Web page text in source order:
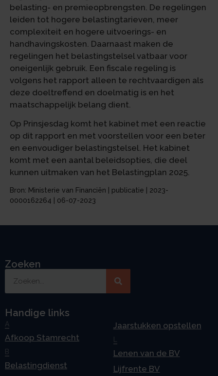
belasting- en premieopbrengsten. De regelingen
leiden tot hogere belastingtarieven, meer
complexiteit en hogere uitvoerings- en
handhavingskosten. Daarnaast maken de
regelingen het belastingstelsel vatbaar voor
oneigenlijk gebruik. Een fiscale regeling is
volgens het rapport alleen te rechtvaardigen als
deze doeltreffend en doelmatig is en het
maatschappelijk belang dient.
Op Prinsjesdag komt het kabinet met een reactie
op dit rapport en met voorstellen voor een beter
en eenvoudiger belastingstelsel. Het kabinet
komt met een aantal beleidsopties, die deel
kunnen uitmaken van het Belastingplan 2025.
Bron: Ministerie van Financiën | publicatie | 2023-
0000162264 | 06-07-2023
Zoeken
Handige links
A
Afkoop Stamrecht
B
Belastingdienst
Jaarstukken opstellen
L
Lenen van de BV
Lijfrente BV